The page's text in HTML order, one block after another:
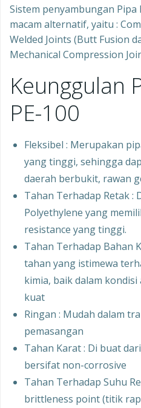
Sistem penyambungan Pipa
macam alternatif, yaitu :
Welded Joints (Butt Fusion
Mechanical Compression
Keunggulan
PE-100
Fleksibel : Merupakan
yang tinggi, sehingga
daerah berbukit, rawan
Tahan Terhadap Retak :
Polyethylene yang
resistance yang tinggi.
Tahan Terhadap Bahan
tahan yang istimewa
kimia, baik dalam
kuat
Ringan : Mudah dalam
pemasangan
Tahan Karat : Di buat
bersifat non-corrosive
Tahan Terhadap Suhu
brittleness point (titik